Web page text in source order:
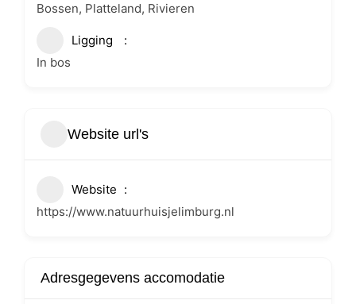
Bossen, Platteland, Rivieren
Ligging
In bos
Website url's
Website
https://www.natuurhuisjelimburg.nl
Adresgegevens accomodatie